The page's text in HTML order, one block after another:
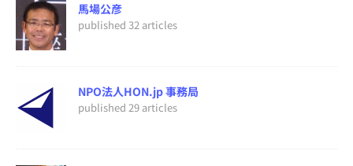
馬場公彦
published 32 articles
NPO法人HON.jp 事務局
published 29 articles